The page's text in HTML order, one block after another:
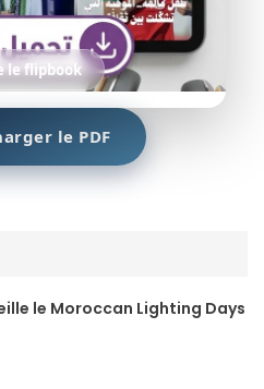
le flipbook
le PDF
le Moroccan Lighting Days